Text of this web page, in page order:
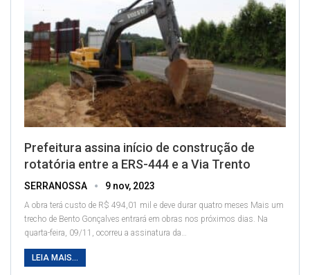
Prefeitura assina início de construção de
rotatória entre a ERS-444 e a Via Trento
SERRANOSSA 9 nov, 2023
A obra terá custo de R$ 494,01 mil e deve durar quatro meses Mais um
trecho de Bento Gonçalves entrará em obras nos próximos dias. Na
quarta-feira, 09/11, ocorreu a assinatura da…
LEIA MAIS...